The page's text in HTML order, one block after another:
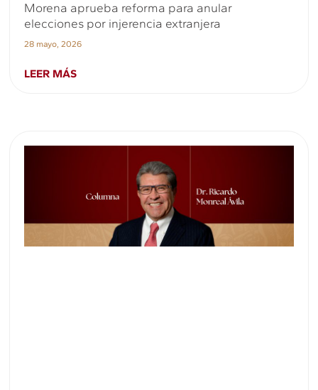
Morena aprueba reforma para anular
elecciones por injerencia extranjera
28 mayo, 2026
LEER MÁS